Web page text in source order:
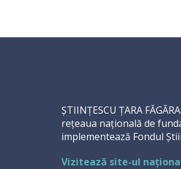
ȘTIINȚESCU ȚARA
rețeaua națională de
implementează Fondul
Vizitează site-ul